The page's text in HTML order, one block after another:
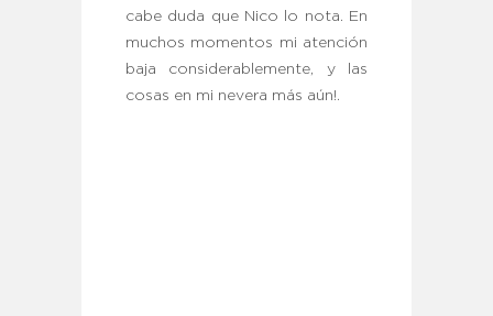
cabe duda que Nico lo nota. En
muchos momentos mi atención
baja considerablemente, y las
cosas en mi nevera más aún!.